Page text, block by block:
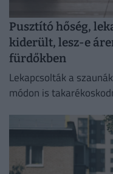
Pusztító hőség,
kiderült, lesz-e
fürdőkben
Lekapcsolták a
módon is